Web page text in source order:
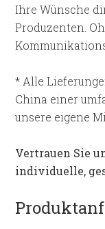
Ihre Wünsche
Produzenten.
* Alle
China einer
unsere eigene
Vertrauen Sie
individuelle,